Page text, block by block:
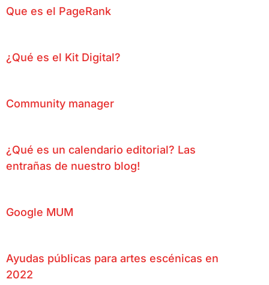
Que es el PageRank
¿Qué es el Kit Digital?
Community manager
¿Qué es un calendario editorial? Las
entrañas de nuestro blog!
Google MUM
Ayudas públicas para artes escénicas en
2022